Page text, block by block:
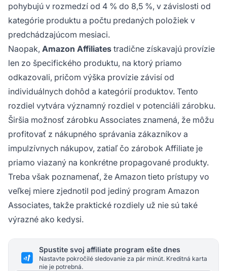
pohybujú v rozmedzí od 4 % do 8,5 %, v závislosti od
kategórie produktu a počtu predaných položiek v
predchádzajúcom mesiaci.
Naopak, Amazon Affiliates tradične získavajú provízie
len zo špecifického produktu, na ktorý priamo
odkazovali, pričom výška provízie závisí od
individuálnych dohôd a kategórií produktov. Tento
rozdiel vytvára významný rozdiel v potenciáli zárobku.
Širšia možnosť zárobku Associates znamená, že môžu
profitovať z nákupného správania zákazníkov a
impulzívnych nákupov, zatiaľ čo zárobok Affiliate je
priamo viazaný na konkrétne propagované produkty.
Treba však poznamenať, že Amazon tieto prístupy vo
veľkej miere zjednotil pod jediný program Amazon
Associates, takže praktické rozdiely už nie sú také
výrazné ako kedysi.
Spustite svoj affiliate program ešte dnes
Nastavte pokročilé sledovanie za pár minút. Kreditná karta
nie je potrebná.